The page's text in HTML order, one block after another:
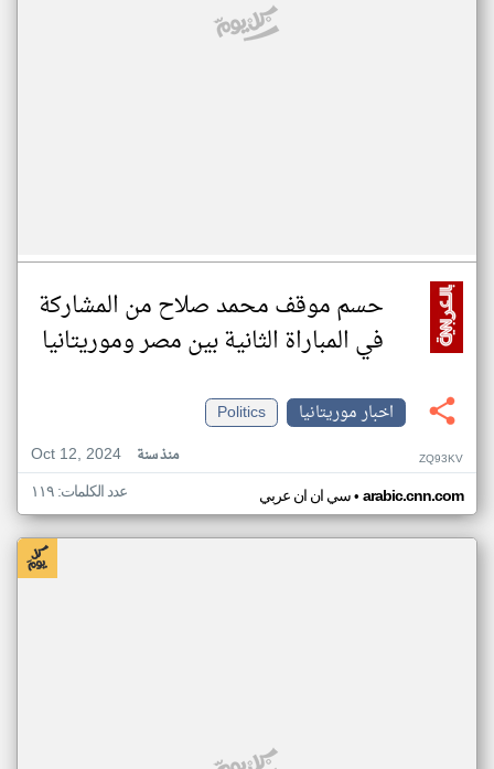
حسم موقف محمد صلاح من المشاركة
في المباراة الثانية بين مصر وموريتانيا
اخبار موريتانيا
Politics
Oct 12, 2024
منذ سنة ZQ93KV
سي ان ان عربي• arabic.cnn.com عدد الكلمات: ١١٩